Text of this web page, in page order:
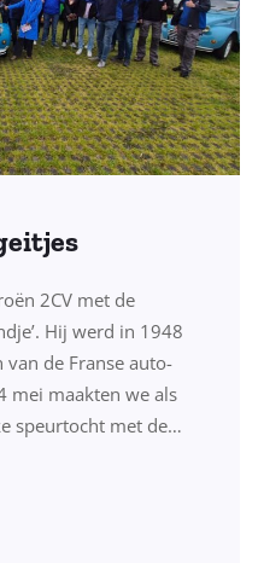
2CV met de
Hij werd in 1948
van de Franse auto-
mei maakten we als
speurtocht met de…